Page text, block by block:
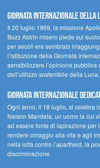
Giornata Internazionale della
Il 20 luglio 1969, la missione
Buzz Aldrin misero piede sul
per secoli era sembrato
l’istituzione della Giornata
sensibilizzare l’opinione pubblica
dell’utilizzo sostenibile della Luna.
Giornata internazionale
Ogni anno, il 18 luglio, si celebra
Nelson Mandela, un uomo la cui
ad essere fonte di ispirazione per
rendere omaggio alla vita e agli
nella lotta contro l’apartheid, la
discriminazione.